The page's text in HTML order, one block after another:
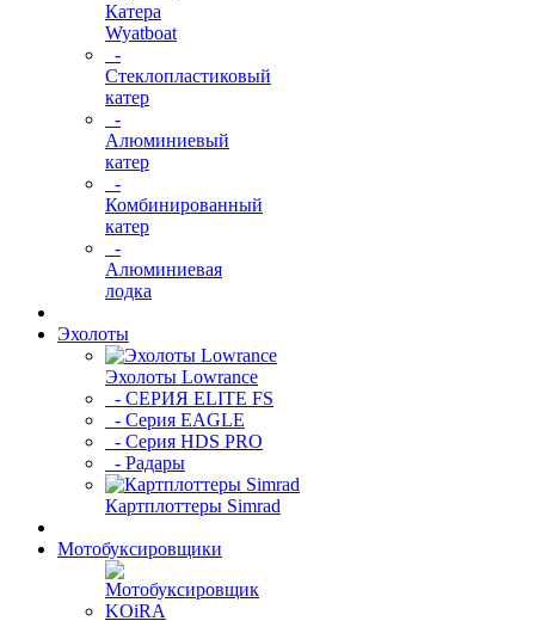
Катера
Wyatboat
-
Cтеклопластиковый
катер
-
Алюминиевый
катер
-
Комбинированный
катер
-
Алюминиевая
лодка
Эхолоты
Эхолоты Lowrance
- СЕРИЯ ELITE FS
- Серия EAGLE
- Серия HDS PRO
- Радары
Картплоттеры Simrad
Мотобуксировщики